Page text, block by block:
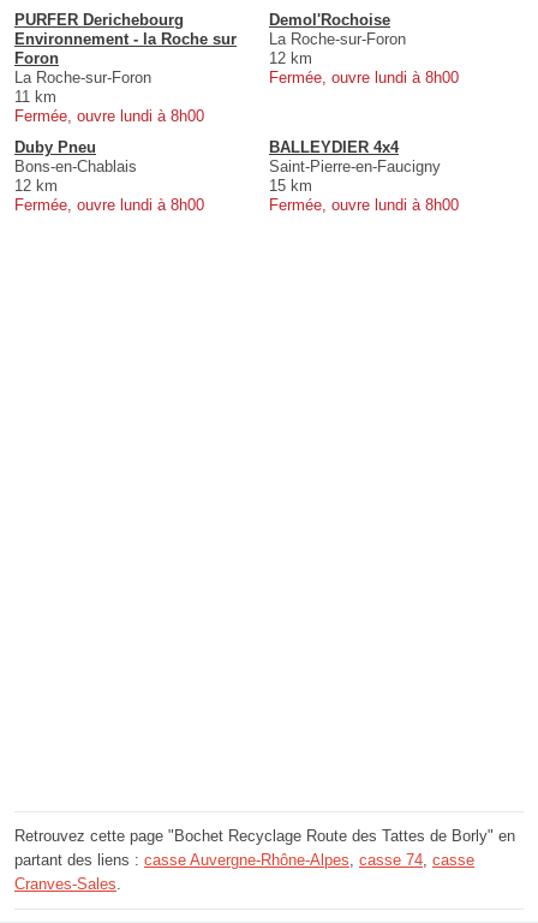
PURFER Derichebourg
Environnement - la Roche sur
Foron
La Roche-sur-Foron
11 km
Fermée, ouvre lundi à 8h00
Demol'Rochoise
La Roche-sur-Foron
12 km
Fermée, ouvre lundi à 8h00
Duby Pneu
Bons-en-Chablais
12 km
Fermée, ouvre lundi à 8h00
BALLEYDIER 4x4
Saint-Pierre-en-Faucigny
15 km
Fermée, ouvre lundi à 8h00
Retrouvez cette page "Bochet Recyclage Route des Tattes de Borly" en
partant des liens : casse Auvergne-Rhône-Alpes, casse 74, casse
Cranves-Sales.